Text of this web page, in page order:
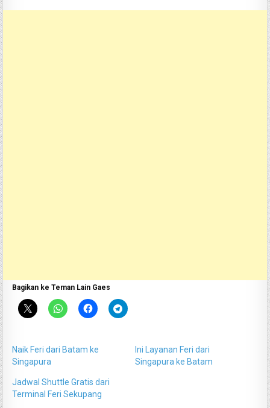
Bagikan ke Teman Lain Gaes
Naik Feri dari Batam ke
Singapura
Ini Layanan Feri dari
Singapura ke Batam
Jadwal Shuttle Gratis dari
Terminal Feri Sekupang